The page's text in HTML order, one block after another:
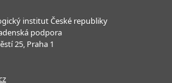
institut České republiky
podpora
25, Praha 1